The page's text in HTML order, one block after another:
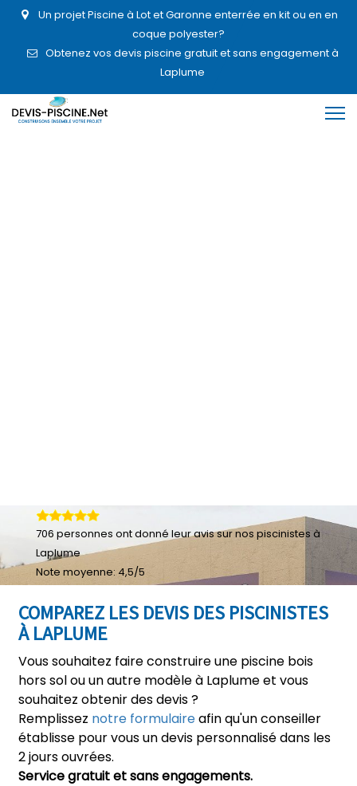
Un projet Piscine à Lot et Garonne enterrée en kit ou en en
coque polyester?
Obtenez vos devis piscine gratuit et sans engagement à
Laplume
COMPAREZ LES DEVIS DES PISCINISTES
À LAPLUME
Vous souhaitez faire construire une piscine bois
hors sol ou un autre modèle à Laplume et vous
souhaitez obtenir des devis ?
Remplissez notre formulaireafin qu'un conseiller
établisse pour vous un devis personnalisé dans les
2 jours ouvrées.
Service gratuit et sans engagements.
706 personnes ont donné leuravis sur nos piscinistes à
Laplume
Note moyenne: 4,5/5